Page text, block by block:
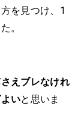
を見つけ、1
。
えブレなけれ
いと思いま